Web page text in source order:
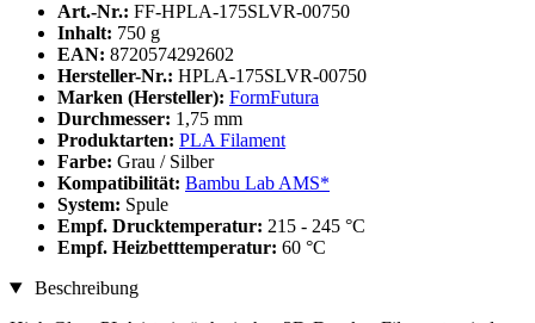
Art.-Nr.: FF-HPLA-175SLVR-00750
Inhalt: 750 g
EAN: 8720574292602
Hersteller-Nr.: HPLA-175SLVR-00750
Marken (Hersteller): FormFutura
Durchmesser: 1,75 mm
Produktarten: PLA Filament
Farbe: Grau / Silber
Kompatibilität: Bambu Lab AMS*
System: Spule
Empf. Drucktemperatur: 215 - 245 °C
Empf. Heizbetttemperatur: 60 °C
Beschreibung